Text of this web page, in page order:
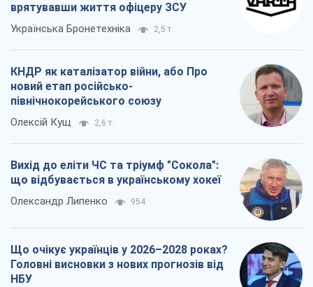
врятувавши життя офіцеру ЗСУ
Українська Бронетехніка 2,5 т.
КНДР як каталізатор війни, або Про
новий етап російсько-
північнокорейського союзу
Олексій Кущ 2,6 т.
Вихід до еліти ЧС та тріумф "Сокола":
що відбувається в українському хокеї
Олександр Липенко 954
Що очікує українців у 2026–2028 роках?
Головні висновки з нових прогнозів від
НБУ